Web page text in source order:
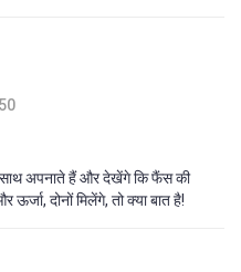
साथ अपनाते हैं और देखेंगे कि फैंस की
दोनों मिलेंगे, तो क्या बात है!